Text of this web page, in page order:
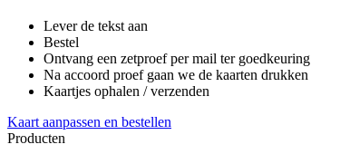
Lever de tekst aan
Bestel
Ontvang een zetproef per mail ter goedkeuring
Na accoord proef gaan we de kaarten drukken
Kaartjes ophalen / verzenden
Kaart aanpassen en bestellen
Producten